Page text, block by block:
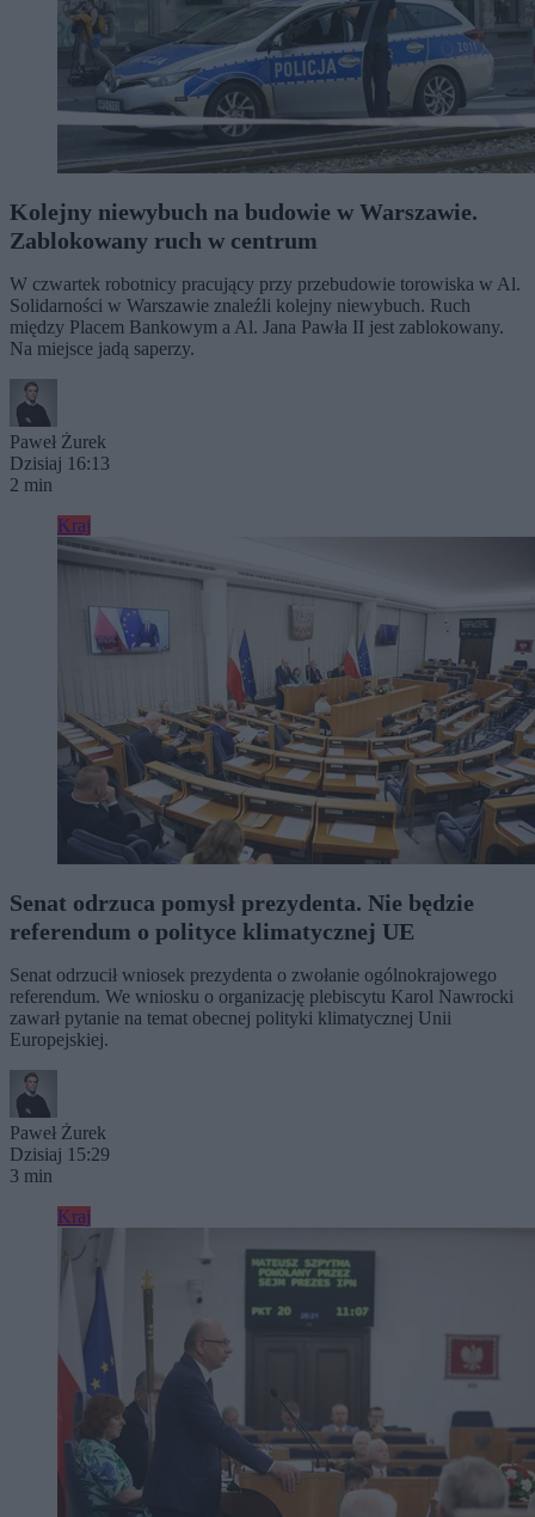
Kolejny niewybuch na budowie w Warszawie.
Zablokowany ruch w centrum
W czwartek robotnicy pracujący przy przebudowie torowiska w Al.
Solidarności w Warszawie znaleźli kolejny niewybuch. Ruch
między Placem Bankowym a Al. Jana Pawła II jest zablokowany.
Na miejsce jadą saperzy.
Paweł Żurek
Dzisiaj 16:13
2 min
Kraj
Senat odrzuca pomysł prezydenta. Nie będzie
referendum o polityce klimatycznej UE
Senat odrzucił wniosek prezydenta o zwołanie ogólnokrajowego
referendum. We wniosku o organizację plebiscytu Karol Nawrocki
zawarł pytanie na temat obecnej polityki klimatycznej Unii
Europejskiej.
Paweł Żurek
Dzisiaj 15:29
3 min
Kraj